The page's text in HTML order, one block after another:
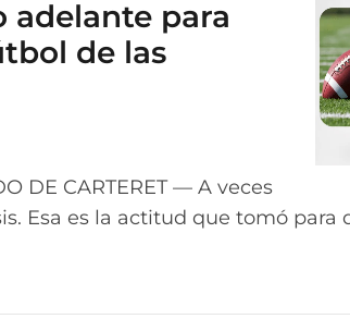
adelante para
de las
DE CARTERET — A veces
Esa es la actitud que tomó